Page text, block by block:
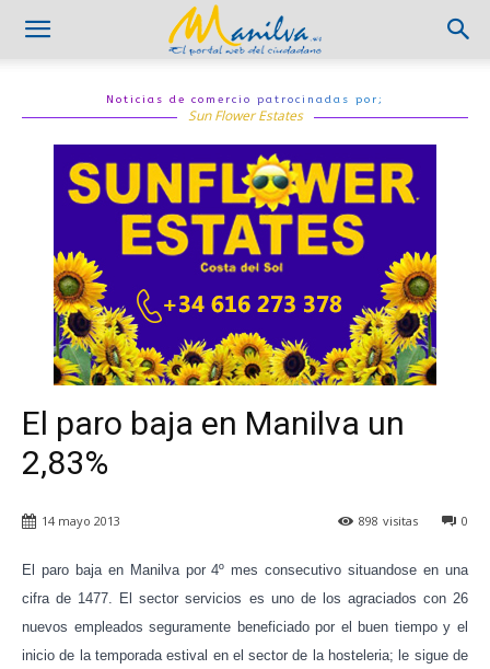
Noticias de comercio patrocinadas por;
Sun Flower Estates
El paro baja en Manilva un
2,83%
0
898 visitas
14 mayo 2013
El paro baja en Manilva por 4º mes consecutivo situandose en una
cifra de 1477. El sector servicios es uno de los agraciados con 26
nuevos empleados seguramente beneficiado por el buen tiempo y el
inicio de la temporada estival en el sector de la hosteleria; le sigue de